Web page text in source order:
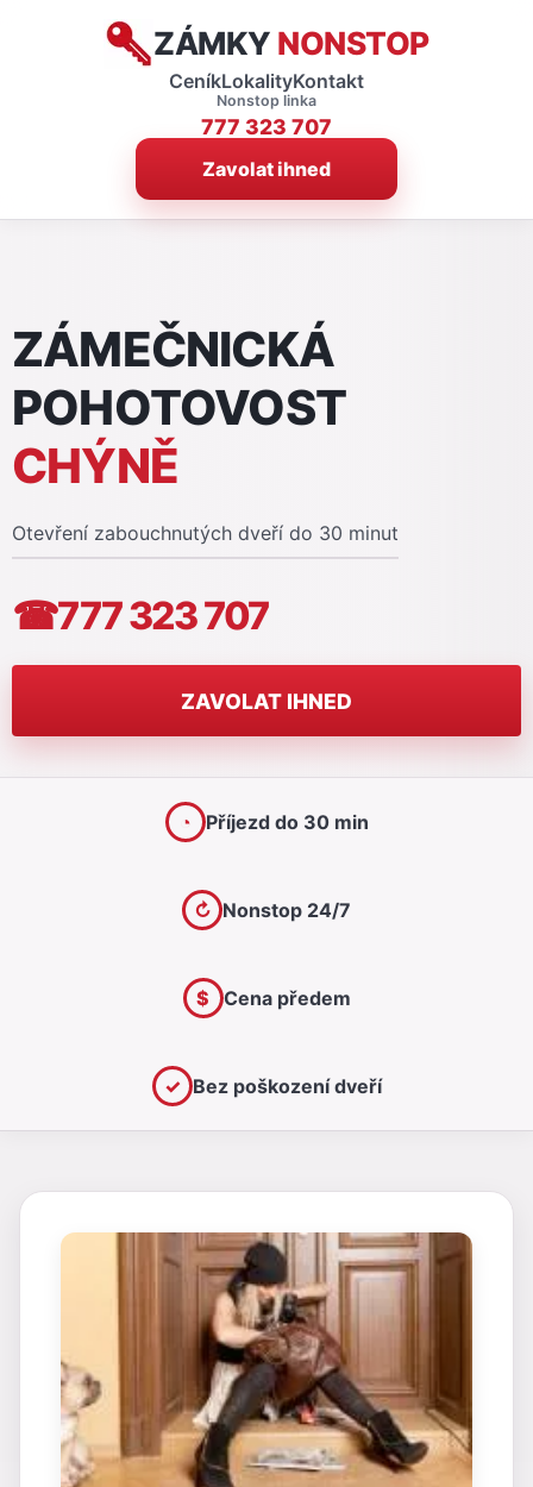
ZÁMKY NONSTOP
CeníkLokalityKontakt
Nonstop linka
777 323 707
Zavolat ihned
ZÁMEČNICKÁ
POHOTOVOST
CHÝNĚ
Otevření zabouchnutých dveří do 30 minut
☎777 323 707
ZAVOLAT IHNED
◔ Příjezd do 30 min
↻ Nonstop 24/7
$ Cena předem
✓ Bez poškození dveří